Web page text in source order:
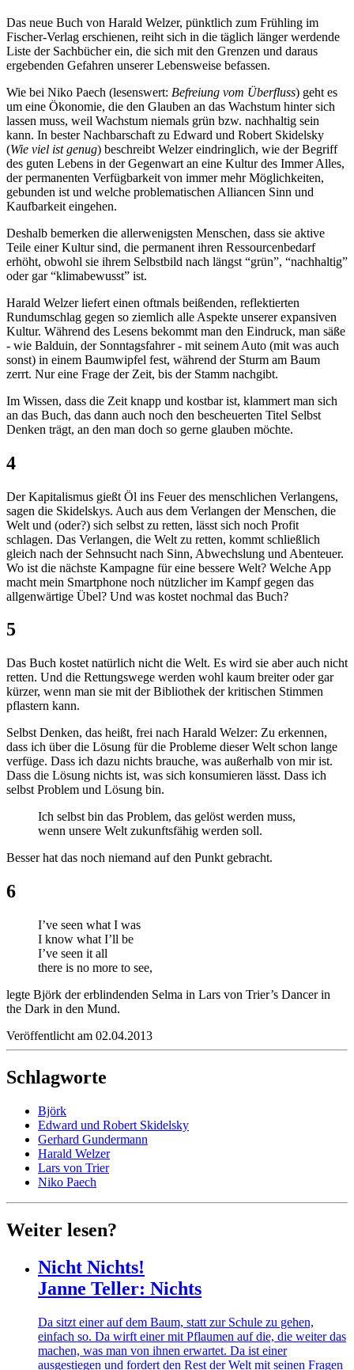
Das neue Buch von Harald Welzer, pünktlich zum Frühling im
Fischer-Verlag erschienen, reiht sich in die täglich länger werdende
Liste der Sachbücher ein, die sich mit den Grenzen und daraus
ergebenden Gefahren unserer Lebensweise befassen.
Wie bei Niko Paech (lesenswert: Befreiung vom Überfluss) geht es
um eine Ökonomie, die den Glauben an das Wachstum hinter sich
lassen muss, weil Wachstum niemals grün bzw. nachhaltig sein
kann. In bester Nachbarschaft zu Edward und Robert Skidelsky
(Wie viel ist genug) beschreibt Welzer eindringlich, wie der Begriff
des guten Lebens in der Gegenwart an eine Kultur des Immer Alles,
der permanenten Verfügbarkeit von immer mehr Möglichkeiten,
gebunden ist und welche problematischen Alliancen Sinn und
Kaufbarkeit eingehen.
Deshalb bemerken die allerwenigsten Menschen, dass sie aktive
Teile einer Kultur sind, die permanent ihren Ressourcenbedarf
erhöht, obwohl sie ihrem Selbstbild nach längst “grün”, “nachhaltig”
oder gar “klimabewusst” ist.
Harald Welzer liefert einen oftmals beißenden, reflektierten
Rundumschlag gegen so ziemlich alle Aspekte unserer expansiven
Kultur. Während des Lesens bekommt man den Eindruck, man säße
- wie Balduin, der Sonntagsfahrer - mit seinem Auto (mit was auch
sonst) in einem Baumwipfel fest, während der Sturm am Baum
zerrt. Nur eine Frage der Zeit, bis der Stamm nachgibt.
Im Wissen, dass die Zeit knapp und kostbar ist, klammert man sich
an das Buch, das dann auch noch den bescheuerten Titel Selbst
Denken trägt, an den man doch so gerne glauben möchte.
4
Der Kapitalismus gießt Öl ins Feuer des menschlichen Verlangens,
sagen die Skidelskys. Auch aus dem Verlangen der Menschen, die
Welt und (oder?) sich selbst zu retten, lässt sich noch Profit
schlagen. Das Verlangen, die Welt zu retten, kommt schließlich
gleich nach der Sehnsucht nach Sinn, Abwechslung und Abenteuer.
Wo ist die nächste Kampagne für eine bessere Welt? Welche App
macht mein Smartphone noch nützlicher im Kampf gegen das
allgenwärtige Übel? Und was kostet nochmal das Buch?
5
Das Buch kostet natürlich nicht die Welt. Es wird sie aber auch nicht
retten. Und die Rettungswege werden wohl kaum breiter oder gar
kürzer, wenn man sie mit der Bibliothek der kritischen Stimmen
pflastern kann.
Selbst Denken, das heißt, frei nach Harald Welzer: Zu erkennen,
dass ich über die Lösung für die Probleme dieser Welt schon lange
verfüge. Dass ich dazu nichts brauche, was außerhalb von mir ist.
Dass die Lösung nichts ist, was sich konsumieren lässt. Dass ich
selbst Problem und Lösung bin.
Ich selbst bin das Problem, das gelöst werden muss,
wenn unsere Welt zukunftsfähig werden soll.
Besser hat das noch niemand auf den Punkt gebracht.
6
I’ve seen what I was
I know what I’ll be
I’ve seen it all
there is no more to see,
legte Björk der erblindenden Selma in Lars von Trier’s Dancer in
the Dark in den Mund.
Veröffentlicht am 02.04.2013
Schlagworte
Björk
Edward und Robert Skidelsky
Gerhard Gundermann
Harald Welzer
Lars von Trier
Niko Paech
Weiter lesen?
Nicht Nichts!
Janne Teller: Nichts
Da sitzt einer auf dem Baum, statt zur Schule zu gehen,
einfach so. Da wirft einer mit Pflaumen auf die, die weiter das
machen, was man von ihnen erwartet. Da ist einer
ausgestiegen und fordert den Rest der Welt mit seinen Fragen